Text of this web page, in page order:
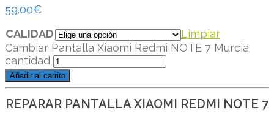
59.00€
CALIDAD
Limpiar
Cambiar Pantalla Xiaomi Redmi NOTE 7 Murcia
cantidad
Añadir al carrito
REPARAR PANTALLA XIAOMI REDMI NOTE 7